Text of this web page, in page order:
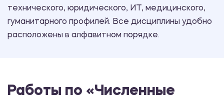
технического, юридического, ИТ, медицинского,
гуманитарного профилей. Все дисциплины удобно
расположены в алфавитном порядке.
Работы по «Численные